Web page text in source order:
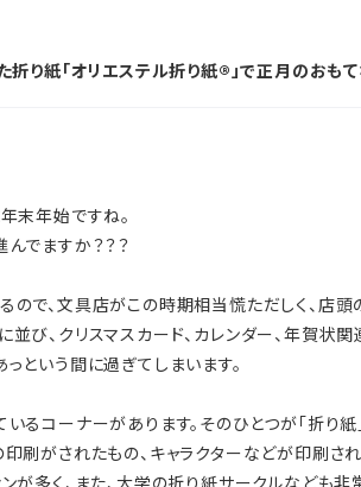
折り紙「オリエステル折り紙®︎」で正月のおも
末年始ですね。
でますか？？？
で、文具店がこの時期相当慌ただしく、店頭
び、クリスマスカード、カレンダー、年賀状
という間に過ぎてしまいます。
るコーナーがあります。そのひとつが「折り紙
刷がされたもの、キャラクターなどが印刷さ
が多く、また、大学の折り紙サークルなども非